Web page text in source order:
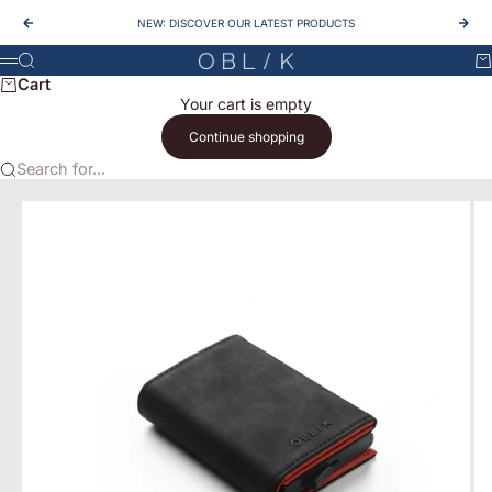
Previous
NEW: DISCOVER OUR LATEST PRODUCTS
OBLIK
Menu
Search
Cart
Your cart is empty
Continue shopping
Search for...